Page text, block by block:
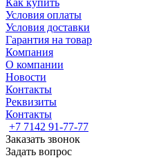
Как купить
Условия оплаты
Условия доставки
Гарантия на товар
Компания
О компании
Новости
Контакты
Реквизиты
Контакты
+7 7142 91-77-77
Заказать звонок
Задать вопрос